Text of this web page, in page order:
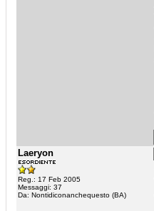
Laeryon
Reg.: 17 Feb 2005
Messaggi: 37
Da: Nontidiconanchequesto (BA)